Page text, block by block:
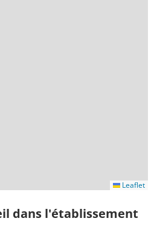
Leaflet
dans l'établissement